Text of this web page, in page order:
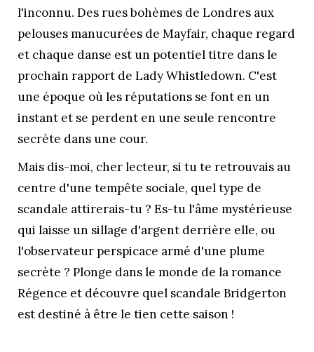
l'inconnu. Des rues bohèmes de Londres aux
pelouses manucurées de Mayfair, chaque regard
et chaque danse est un potentiel titre dans le
prochain rapport de Lady Whistledown. C'est
une époque où les réputations se font en un
instant et se perdent en une seule rencontre
secrète dans une cour.
Mais dis-moi, cher lecteur, si tu te retrouvais au
centre d'une tempête sociale, quel type de
scandale attirerais-tu ? Es-tu l'âme mystérieuse
qui laisse un sillage d'argent derrière elle, ou
l'observateur perspicace armé d'une plume
secrète ? Plonge dans le monde de la romance
Régence et découvre quel scandale Bridgerton
est destiné à être le tien cette saison !